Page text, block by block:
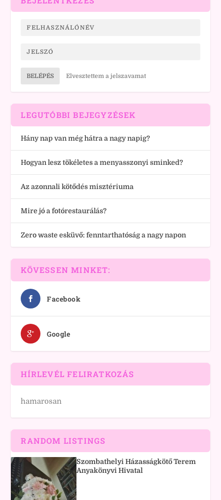
BELÉPÉS Elvesztettem a jelszavamat
LEGUTÓBBI BEJEGYZÉSEK
Hány nap van még hátra a nagy napig?
Hogyan lesz tökéletes a menyasszonyi sminked?
Az azonnali kötődés misztériuma
Mire jó a fotórestaurálás?
Zero waste esküvő: fenntarthatóság a nagy napon
KÖVESSEN MINKET:
Facebook
Google
HÍRLEVÉL FELIRATKOZÁS
hamarosan
RANDOM LISTINGS
Szombathelyi Házasságkötő Terem
Anyakönyvi Hivatal